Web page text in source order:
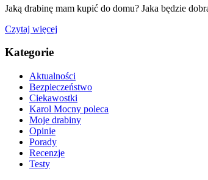
Jaką drabinę mam kupić do domu? Jaka będzie
Czytaj więcej
Kategorie
Aktualności
Bezpieczeństwo
Ciekawostki
Karol Mocny poleca
Moje drabiny
Opinie
Porady
Recenzje
Testy